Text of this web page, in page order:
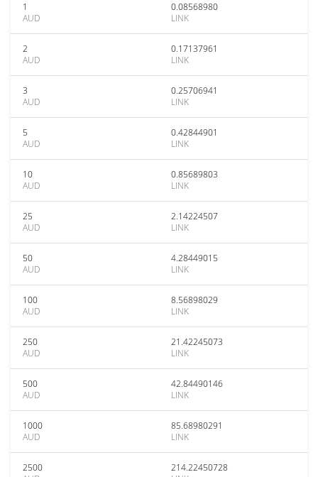
1
AUD
0.08568980
LINK
2
AUD
0.17137961
LINK
3
AUD
0.25706941
LINK
5
AUD
0.42844901
LINK
10
AUD
0.85689803
LINK
25
AUD
2.14224507
LINK
50
AUD
4.28449015
LINK
100
AUD
8.56898029
LINK
250
AUD
21.42245073
LINK
500
AUD
42.84490146
LINK
1000
AUD
85.68980291
LINK
2500
214.22450728